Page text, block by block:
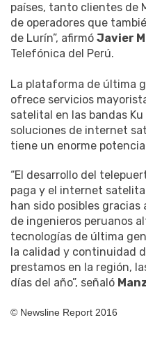
países, tanto clientes de
de operadores que
de Lurín”, afirmó Javier
Telefónica del Perú.
La plataforma de última
ofrece servicios
satelital en las bandas
soluciones de internet
tiene un enorme
“El desarrollo del
paga y el internet
han sido posibles
de ingenieros peruanos
tecnologías de última
la calidad y continuidad
prestamos en la región,
días del año”, señaló
© Newsline Report 2016